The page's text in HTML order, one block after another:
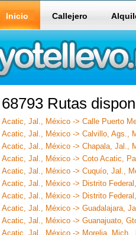
Inicio Callejero
68793 Rutas
Acatic, Jal., México -> Calle Puerto
Acatic, Jal., México -> Calvillo, Ags.,
Acatic, Jal., México -> Chapala, Jal.,
Acatic, Jal., México -> Coto Acatic,
Acatic, Jal., México -> Cuquío, Jal.,
Acatic, Jal., México -> Distrito
Acatic, Jal., México -> Distrito
Acatic, Jal., México -> Guadalajara,
Acatic, Jal., México -> Guanajuato,
Acatic, Jal., México -> Morelia, Mich.,